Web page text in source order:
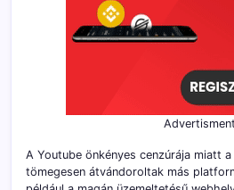
Advertisment
A Youtube önkényes cenzúrája miatt
tömegesen átvándoroltak más